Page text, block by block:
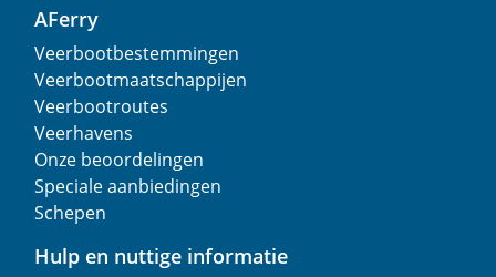
AFerry
Veerbootbestemmingen
Veerbootmaatschappijen
Veerbootroutes
Veerhavens
Onze beoordelingen
Speciale aanbiedingen
Schepen
Hulp en nuttige informatie